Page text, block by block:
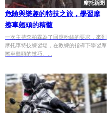
摩托新聞
危險與樂趣的特技之旅，學習摩
擦車翹頭的精髓
一次主持李柏霖為了回應粉絲的要求，來到
摩托車特技練習場，在教練的指導下學習摩
擦車翹頭的技巧。...